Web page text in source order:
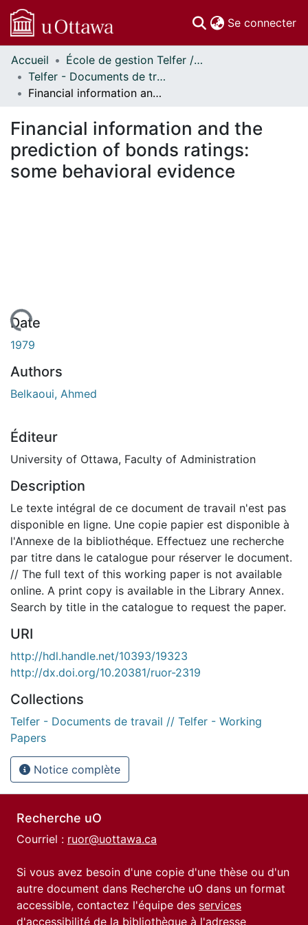
Se connecter
Communautés
et collections
Parcourir
À propos
Accueil
École de gestion Telfer // Telfer School of Management
Telfer - Documents de travail // Telfer - Working Papers
Financial information and the prediction of bonds ratings: some behavioral evidence
Financial information and the
prediction of bonds ratings:
some behavioral evidence
En cours de chargement...
Date
1979
Authors
Belkaoui, Ahmed
Éditeur
University of Ottawa, Faculty of Administration
Description
Le texte intégral de ce document de travail n'est pas
disponible en ligne. Une copie papier est disponible à
l'Annexe de la bibliothéque. Effectuez une recherche
par titre dans le catalogue pour réserver le document.
// The full text of this working paper is not available
online. A print copy is available in the Library Annex.
Search by title in the catalogue to request the paper.
URI
http://hdl.handle.net/10393/19323
http://dx.doi.org/10.20381/ruor-2319
Collections
Telfer - Documents de travail // Telfer - Working
Papers
Notice complète
Recherche uO
Courriel : ruor@uottawa.ca
Si vous avez besoin d'une copie d'une thèse ou d'un
autre document dans Recherche uO dans un format
accessible, contactez l'équipe des services
d'accessibilité de la bibliothèque à l'adresse